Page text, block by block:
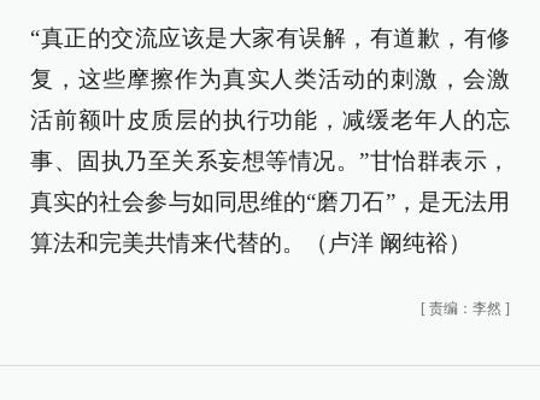
“真正的交流应该是大家有误解，有道歉，有修
复，这些摩擦作为真实人类活动的刺激，会激
活前额叶皮质层的执行功能，减缓老年人的忘
事、固执乃至关系妄想等情况。”甘怡群表示，
真实的社会参与如同思维的“磨刀石”，是无法用
算法和完美共情来代替的。（卢洋 阚纯裕）
[ 责编：李然 ]